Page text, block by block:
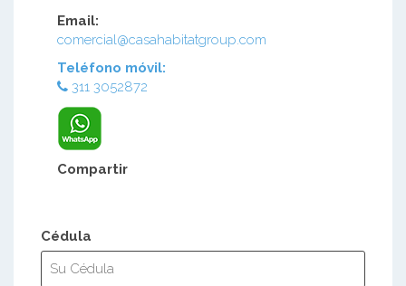
Email:
comercial@casahabitatgroup.com
Teléfono móvil:
311 3052872
Compartir
Cédula